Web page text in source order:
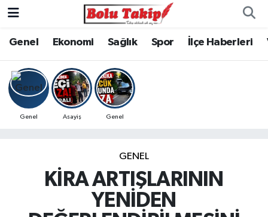
Genel Ekonomi Sağlık Spor İlçe Haberleri
Genel Asayiş Genel
GENEL
KİRA ARTIŞLARININ
YENİDEN